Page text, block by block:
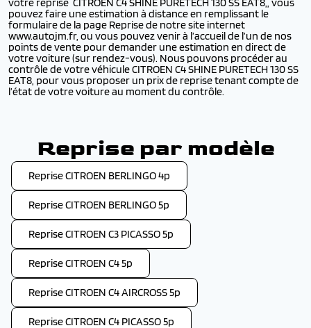
pouvez faire une estimation à distance en remplissant le
formulaire de la page Reprise de notre site internet
www.autojm.fr, ou vous pouvez venir à l’accueil de l’un de nos
points de vente pour demander une estimation en direct de
votre voiture (sur rendez-vous). Nous pouvons procéder au
contrôle de votre véhicule CITROEN C4 SHINE PURETECH 130 SS
EAT8, pour vous proposer un prix de reprise tenant compte de
l’état de votre voiture au moment du contrôle.
Reprise par modèle
Reprise CITROEN BERLINGO 4p
Reprise CITROEN BERLINGO 5p
Reprise CITROEN C3 PICASSO 5p
Reprise CITROEN C4 5p
Reprise CITROEN C4 AIRCROSS 5p
Reprise CITROEN C4 PICASSO 5p